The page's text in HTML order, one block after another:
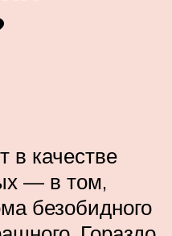
в качестве
— в том,
безобидного